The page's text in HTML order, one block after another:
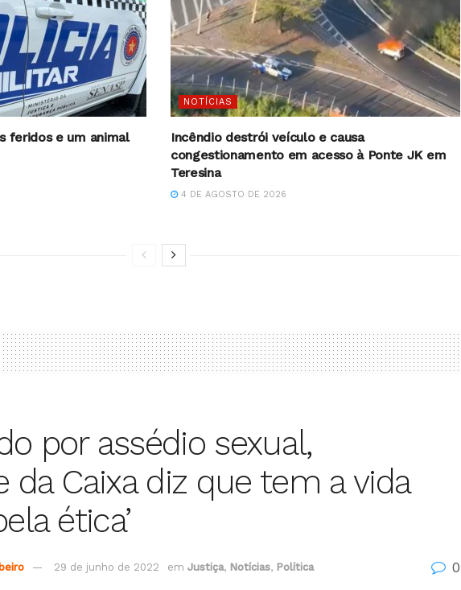
feridos e um animal
NOTÍCIAS
Incêndio destrói veículo e causa
congestionamento em acesso à Ponte JK em
Teresina
4 DE AGOSTO DE 2026
por assédio sexual,
da Caixa diz que tem a vida
ética’
29 de junho de 2022 em Justiça, Notícias, Política 0